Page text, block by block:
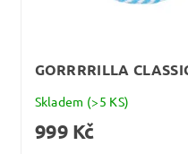
GORRRRILLA
Skladem (>5 KS)
999 Kč